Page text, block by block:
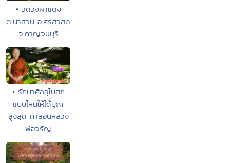
• วัดวังผาแดง
ต.นาสวน อ.ศรีสวัสดิ์
จ.กาญจนบุรี
• รักษาศีลอุโบสถ
แบบไหนให้ได้บุญ
สูงสุด คำสอนหลวง
พ่อจรัญ